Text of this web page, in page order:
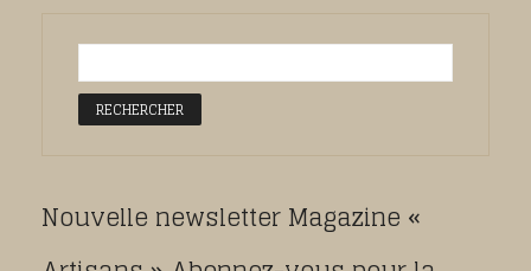
Nouvelle newsletter Magazine «